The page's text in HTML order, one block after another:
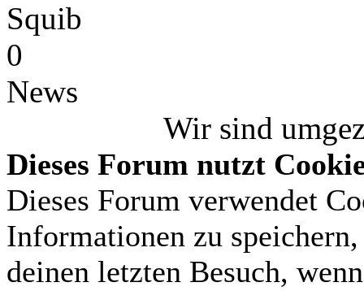
Squib
0
News
Wir sind
Dieses Forum nutzt
Dieses Forum verwendet
Informationen zu
deinen letzten Besuch,